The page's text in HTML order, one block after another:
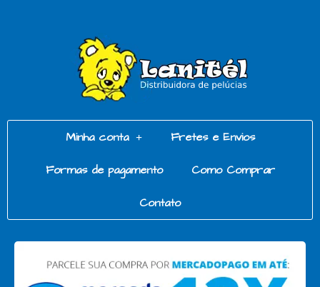
Minha conta Fretes e Envios
Formas de pagamento Como Comprar
Contato